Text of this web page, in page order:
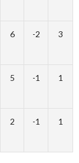
6 -2 3
5 -1 1
2 -1 1